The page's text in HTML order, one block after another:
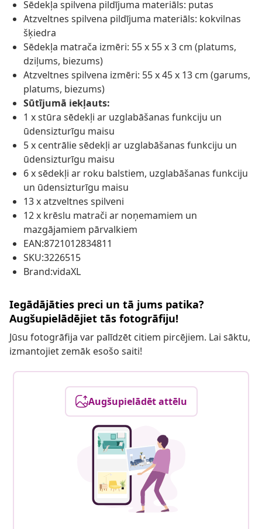
Sēdekļa spilvena pildījuma materiāls: putas
Atzveltnes spilvena pildījuma materiāls: kokvilnas
šķiedra
Sēdekļa matrača izmēri: 55 x 55 x 3 cm (platums,
dziļums, biezums)
Atzveltnes spilvena izmēri: 55 x 45 x 13 cm (garums,
platums, biezums)
Sūtījumā iekļauts:
1 x stūra sēdekļi ar uzglabāšanas funkciju un
ūdensizturīgu maisu
5 x centrālie sēdekļi ar uzglabāšanas funkciju un
ūdensizturīgu maisu
6 x sēdekļi ar roku balstiem, uzglabāšanas funkciju
un ūdensizturīgu maisu
13 x atzveltnes spilveni
12 x krēslu matrači ar noņemamiem un
mazgājamiem pārvalkiem
EAN:8721012834811
SKU:3226515
Brand:vidaXL
Iegādājāties preci un tā jums patika?
Augšupielādējiet tās fotogrāfiju!
Jūsu fotogrāfija var palīdzēt citiem pircējiem. Lai sāktu,
izmantojiet zemāk esošo saiti!
Augšupielādēt attēlu